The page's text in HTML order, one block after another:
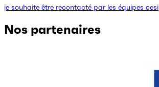
je souhaite être recontacté par les équipes cesi
Nos partenaires